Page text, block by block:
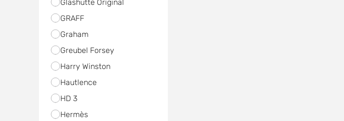
Glashutte Original
GRAFF
Graham
Greubel Forsey
Harry Winston
Hautlence
HD 3
Hermès